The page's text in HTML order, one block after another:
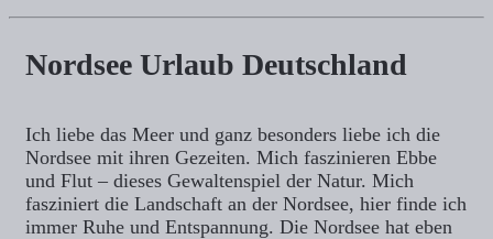
Nordsee Urlaub Deutschland
Ich liebe das Meer und ganz besonders liebe ich die
Nordsee mit ihren Gezeiten. Mich faszinieren Ebbe
und Flut – dieses Gewaltenspiel der Natur. Mich
fasziniert die Landschaft an der Nordsee, hier finde ich
immer Ruhe und Entspannung. Die Nordsee hat eben